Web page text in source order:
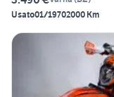
Usato01/19702000 Km